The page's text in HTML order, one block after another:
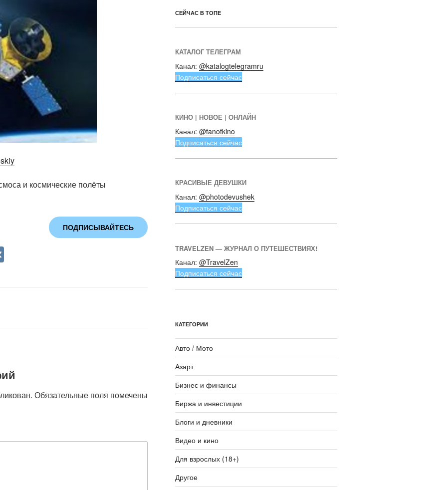
и космические полёты
ПОДПИСЫВАЙТЕСЬ
Обязательные поля помечены
СЕЙЧАС В ТОПЕ
КАТАЛОГ ТЕЛЕГРАМ
Канал: @katalogtelegramru
Подписаться сейчас
КИНО | НОВОЕ | ОНЛАЙН
Канал: @fanofkino
Подписаться сейчас
КРАСИВЫЕ ДЕВУШКИ
Канал: @photodevushek
Подписаться сейчас
TRAVELZEN — ЖУРНАЛ О ПУТЕШЕСТВИЯХ!
Канал: @TravelZen
Подписаться сейчас
КАТЕГОРИИ
Авто / Мото
Азарт
Бизнес и финансы
Биржа и инвестиции
Блоги и дневники
Видео и кино
Для взрослых (18+)
Другое